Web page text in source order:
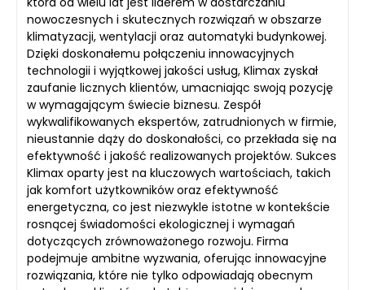
nowoczesnych i skutecznych rozwiązań w obszarze
klimatyzacji, wentylacji oraz automatyki budynkowej.
Dzięki doskonałemu połączeniu innowacyjnych
technologii i wyjątkowej jakości usług, Klimax zyskał
zaufanie licznych klientów, umacniając swoją pozycję
w wymagającym świecie biznesu. Zespół
wykwalifikowanych ekspertów, zatrudnionych w firmie,
nieustannie dąży do doskonałości, co przekłada się na
efektywność i jakość realizowanych projektów. Sukces
Klimax oparty jest na kluczowych wartościach, takich
jak komfort użytkowników oraz efektywność
energetyczna, co jest niezwykle istotne w kontekście
rosnącej świadomości ekologicznej i wymagań
dotyczących zrównoważonego rozwoju. Firma
podejmuje ambitne wyzwania, oferując innowacyjne
rozwiązania, które nie tylko odpowiadają obecnym